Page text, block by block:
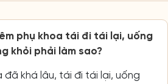
phụ khoa tái đi tái lại, uống
khỏi phải làm sao?
đã khá lâu, tái đi tái lại, uống